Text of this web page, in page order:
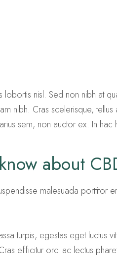
lobortis nisl. Sed non nibh at
nibh. Cras scelerisque,
sem, non auctor ex. In hac
about
malesuada
turpis, egestas eget luctus
efficitur orci ac lectus